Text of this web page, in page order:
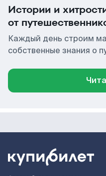
Истории и
от
Каждый день строим
собственные знания о